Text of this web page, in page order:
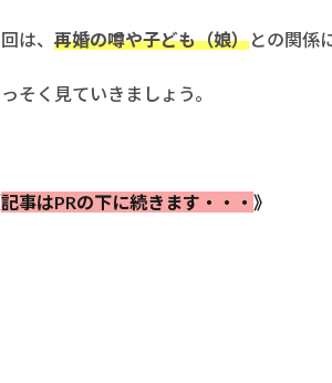
は、 再婚の噂や子ども（娘）との関係
そく見ていきましょう。
記事はPRの下に続きます・・・ 》